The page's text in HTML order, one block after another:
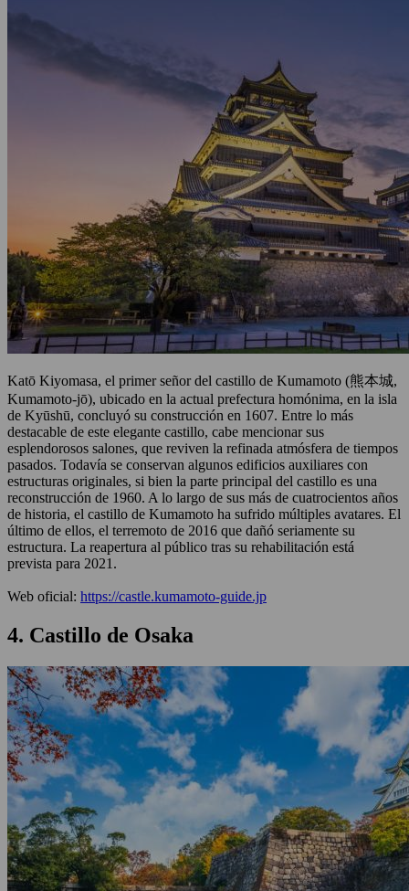
Katō Kiyomasa, el primer señor del castillo de Kumamoto (熊本城,
Kumamoto-jō), ubicado en la actual prefectura homónima, en la isla
de Kyūshū, concluyó su construcción en 1607. Entre lo más
destacable de este elegante castillo, cabe mencionar sus
esplendorosos salones, que reviven la refinada atmósfera de tiempos
pasados. Todavía se conservan algunos edificios auxiliares con
estructuras originales, si bien la parte principal del castillo es una
reconstrucción de 1960. A lo largo de sus más de cuatrocientos años
de historia, el castillo de Kumamoto ha sufrido múltiples avatares. El
último de ellos, el terremoto de 2016 que dañó seriamente su
estructura. La reapertura al público tras su rehabilitación está
prevista para 2021.
Web oficial: https://castle.kumamoto-guide.jp
4. Castillo de Osaka